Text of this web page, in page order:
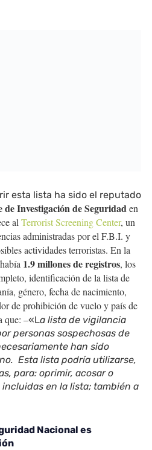
esta lista ha sido el reputado
de Investigación de Seguridaden
alTerrorist Screening Center, un
administradas por el F.B.I. y
actividades terroristas. En la
1.9 millones de registros, los
identificación de la lista de
género, fecha de nacimiento,
de prohibición de vuelo y país de
que: –«La lista de vigilancia
personas sospechosas de
han sido
Esta lista podría utilizarse,
para: oprimir, acosar o
en la lista; también a
Nacional es